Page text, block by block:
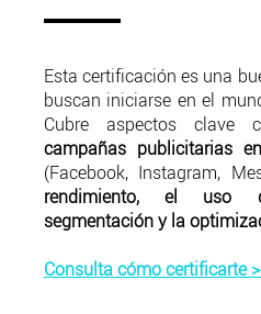
Esta certificación es una
buscan iniciarse en el
Cubre aspectos clave
campañas publicitarias
(Facebook, Instagram,
rendimiento, el uso
segmentación y la
Consulta cómo certificarte >